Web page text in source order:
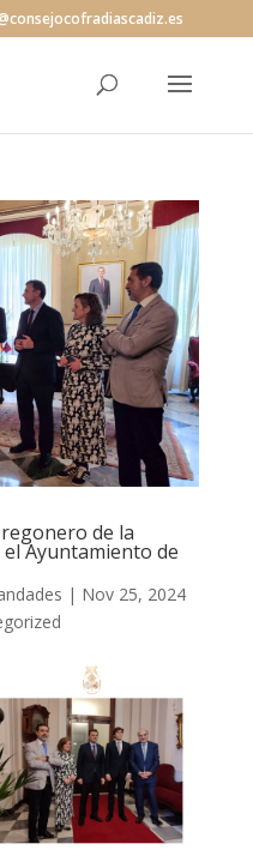
de la
el Ayuntamiento de
| Nov 25, 2024